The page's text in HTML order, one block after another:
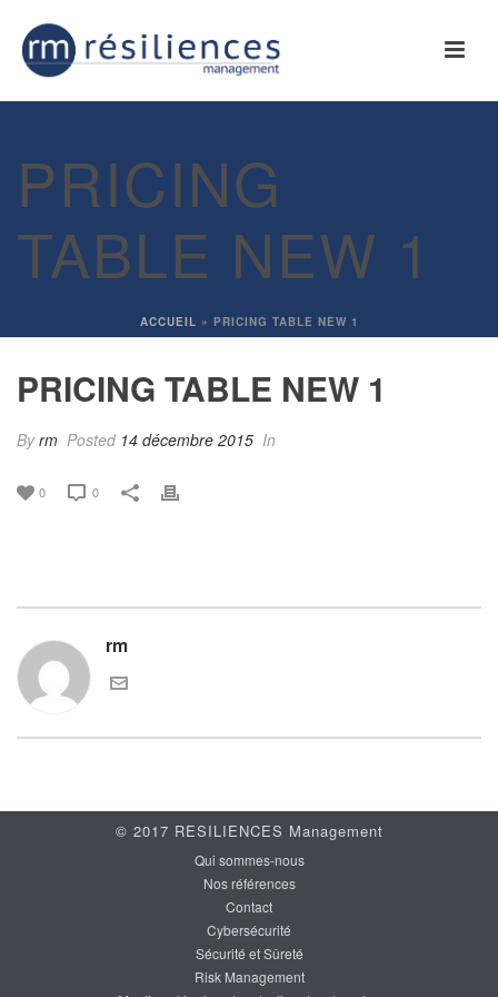
PRICING
TABLE NEW 1
ACCUEIL » PRICING TABLE NEW 1
PRICING TABLE NEW 1
Byrm Posted 14 décembre 2015 In
0 0
rm
© 2017 RESILIENCES Management
Qui sommes-nous
Nos références
Contact
Cybersécurité
Sécurité et Sûreté
Risk Management